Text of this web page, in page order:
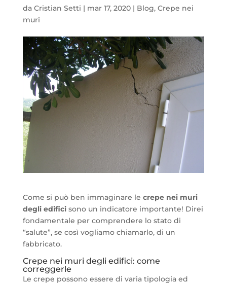
da Cristian Setti | mar 17, 2020| Blog, Crepe nei
muri
Come si può ben immaginare le crepe nei muri
degli edificisono un indicatore importante! Direi
fondamentale per comprendere lo stato di
“salute”, se così vogliamo chiamarlo, di un
fabbricato.
Crepe nei muri degli edifici: come
correggerle
Le crepe possono essere di varia tipologia ed